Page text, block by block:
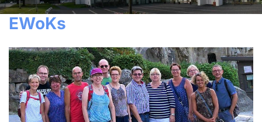
EWoKs